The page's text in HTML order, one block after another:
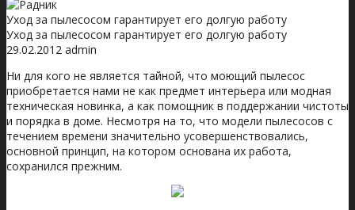
Уход за пылесосом гарантирует его долгую работу
Уход за пылесосом гарантирует его долгую работу
29.02.2012 admin
Ни для кого не является тайной, что моющий пылесос
приобретается нами не как предмет интерьера или модная
техническая новинка, а как помощник в поддержании чистоты
и порядка в доме. Несмотря на то, что модели пылесосов с
течением времени значительно усовершенствовались,
основной принцип, на котором основана их работа,
сохранился прежним.